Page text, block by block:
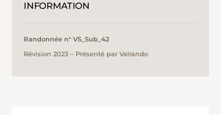
INFORMATION
Randonnée n° VS_Sub_42
Révision 2023 ‒ Présenté par Valrando